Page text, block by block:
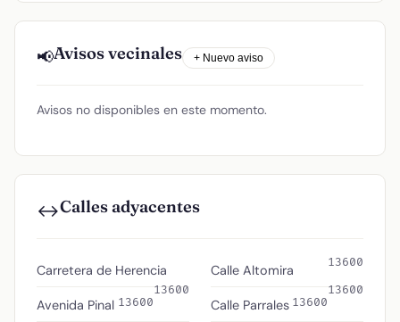
📢Avisos vecinales + Nuevo aviso
Avisos no disponibles en este momento.
↔️Calles adyacentes
Carretera de Herencia
13600
Avenida Pinal 13600
13600
Calle Altomira
13600
Calle Parrales 13600